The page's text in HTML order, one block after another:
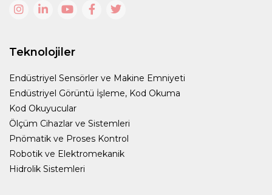
Teknolojiler
Endüstriyel Sensörler ve Makine Emniyeti
Endüstriyel Görüntü İşleme, Kod Okuma
Kod Okuyucular
Ölçüm Cihazlar ve Sistemleri
Pnömatik ve Proses Kontrol
Robotik ve Elektromekanik
Hidrolik Sistemleri